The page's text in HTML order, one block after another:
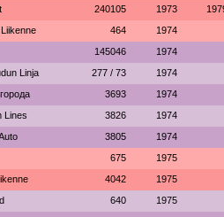
240105 1973
464 1974
145046 1974
Linja 277 / 73 1974
3693 1974
Lines 3826 1974
3805 1974
675 1975
4042 1975
640 1975